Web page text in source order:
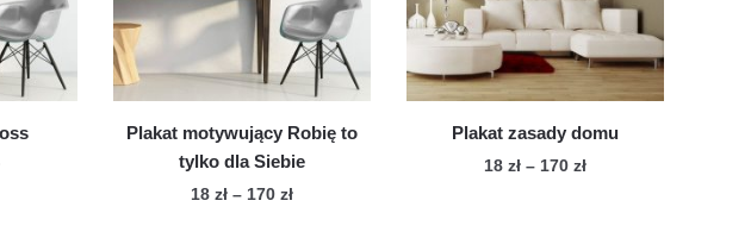
Zakres
Plakat motywujący Robię to
tylko dla Siebie
18zł – 170złZakres
Plakat zasady domu
18 zł – 170 złZakres